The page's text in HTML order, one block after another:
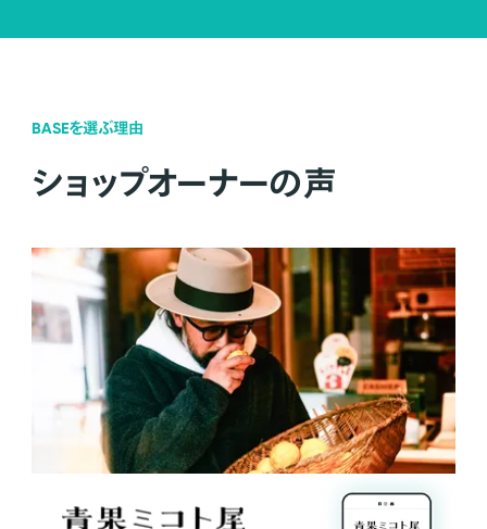
BASEを選ぶ理由
ショップオーナーの声